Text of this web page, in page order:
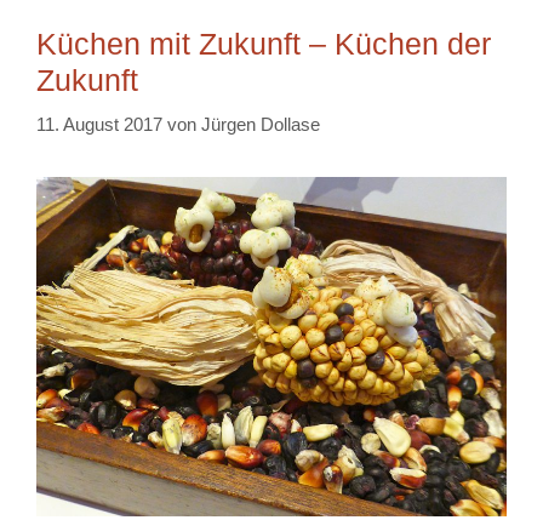
Küchen mit Zukunft – Küchen der
Zukunft
11. August 2017 von Jürgen Dollase